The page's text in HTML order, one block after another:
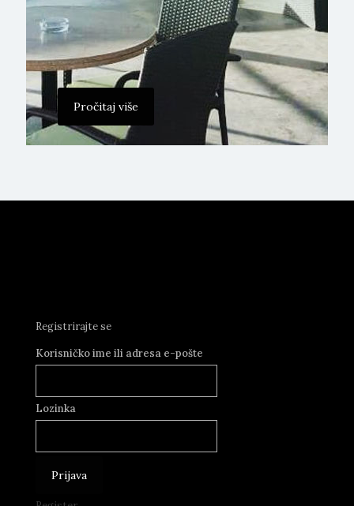
Pročitaj više
Registrirajte se
Korisničko ime ili adresa e-pošte
Lozinka